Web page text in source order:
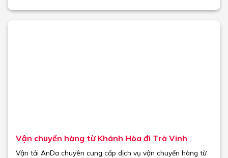
Vận chuyển hàng từ Khánh Hòa đi Trà Vinh
Vận tải AnDa chuyên cung cấp dịch vụ vận chuyển hàng từ